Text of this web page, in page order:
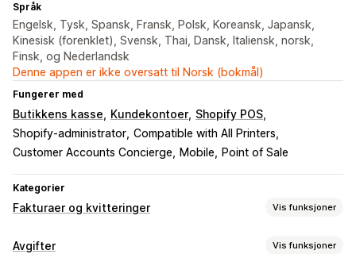
Språk
Engelsk, Tysk, Spansk, Fransk, Polsk, Koreansk, Japansk,
Kinesisk (forenklet), Svensk, Thai, Dansk, Italiensk, norsk,
Finsk, og Nederlandsk
Denne appen er ikke oversatt til Norsk (bokmål)
Fungerer med
Butikkens kasse Kundekontoer Shopify POS
Shopify-administrator Compatible with All Printers
Customer Accounts Concierge
Mobile Point of Sale
Kategorier
Fakturaer og kvitteringer Vis funksjoner
Dokumenttyper
Avgifter Vis funksjoner